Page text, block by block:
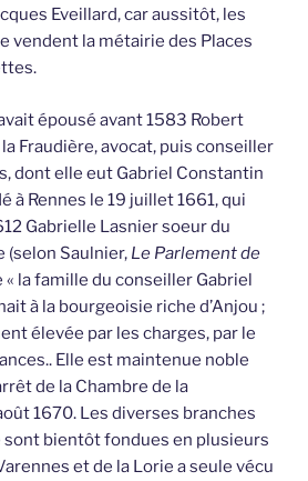
Eveillard, car aussitôt, les
vendent la métairie des Places
épousé avant 1583 Robert
Fraudière, avocat, puis conseiller
dont elle eut Gabriel Constantin
à Rennes le 19 juillet 1661, qui
Gabrielle Lasnier soeur du
(selon Saulnier, Le Parlement de
« la famille du conseiller Gabriel
à la bourgeoisie riche d’Anjou ;
élevée par les charges, par le
Elle est maintenue noble
de la Chambre de la
1670. Les diverses branches
sont bientôt fondues en plusieurs
et de la Lorie a seule vécu